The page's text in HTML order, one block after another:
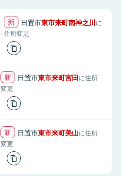
日置市東市来町南神之川に
住所変更
日置市東市来町宮田に住所
変更
日置市東市来町美山に住所
変更